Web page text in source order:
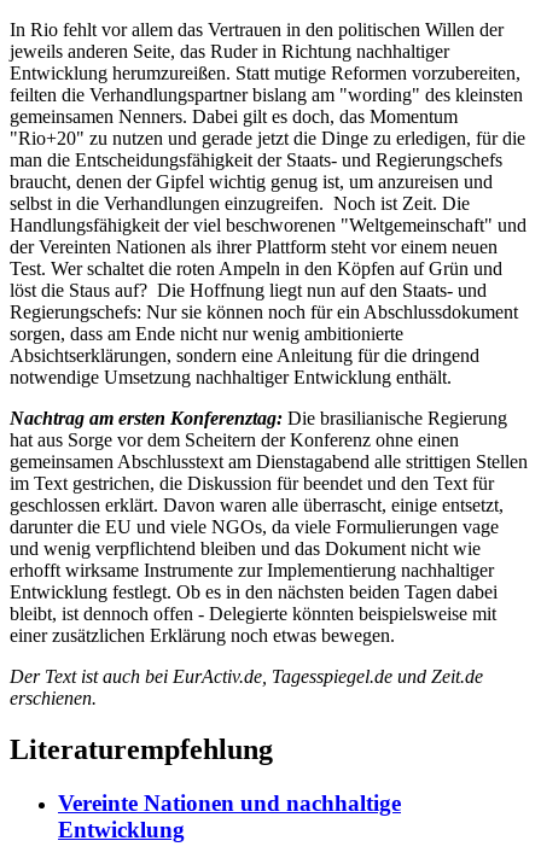
In Rio fehlt vor allem das Vertrauen in den politischen Willen der
jeweils anderen Seite, das Ruder in Richtung nachhaltiger
Entwicklung herumzureißen. Statt mutige Reformen vorzubereiten,
feilten die Verhandlungspartner bislang am "wording" des kleinsten
gemeinsamen Nenners. Dabei gilt es doch, das Momentum
"Rio+20" zu nutzen und gerade jetzt die Dinge zu erledigen, für die
man die Entscheidungsfähigkeit der Staats- und Regierungschefs
braucht, denen der Gipfel wichtig genug ist, um anzureisen und
selbst in die Verhandlungen einzugreifen. Noch ist Zeit. Die
Handlungsfähigkeit der viel beschworenen "Weltgemeinschaft" und
der Vereinten Nationen als ihrer Plattform steht vor einem neuen
Test. Wer schaltet die roten Ampeln in den Köpfen auf Grün und
löst die Staus auf? Die Hoffnung liegt nun auf den Staats- und
Regierungschefs: Nur sie können noch für ein Abschlussdokument
sorgen, dass am Ende nicht nur wenig ambitionierte
Absichtserklärungen, sondern eine Anleitung für die dringend
notwendige Umsetzung nachhaltiger Entwicklung enthält.
Nachtrag am ersten Konferenztag: Die brasilianische Regierung
hat aus Sorge vor dem Scheitern der Konferenz ohne einen
gemeinsamen Abschlusstext am Dienstagabend alle strittigen Stellen
im Text gestrichen, die Diskussion für beendet und den Text für
geschlossen erklärt. Davon waren alle überrascht, einige entsetzt,
darunter die EU und viele NGOs, da viele Formulierungen vage
und wenig verpflichtend bleiben und das Dokument nicht wie
erhofft wirksame Instrumente zur Implementierung nachhaltiger
Entwicklung festlegt. Ob es in den nächsten beiden Tagen dabei
bleibt, ist dennoch offen - Delegierte könnten beispielsweise mit
einer zusätzlichen Erklärung noch etwas bewegen.
Der Text ist auch bei EurActiv.de, Tagesspiegel.de und Zeit.de
erschienen.
Literaturempfehlung
Vereinte Nationen und nachhaltige
Entwicklung